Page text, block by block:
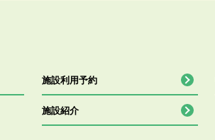
施設利用予約
施設紹介